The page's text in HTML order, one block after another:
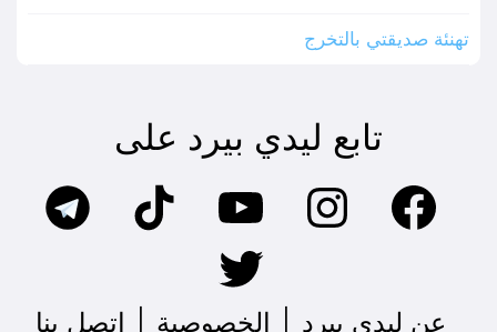
تهنئة صديقتي بالتخرج
تابع ليدي بيرد على
عن ليدي بيرد الخصوصية اتصل بنا